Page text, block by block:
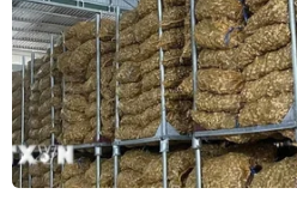
Phố Wall lập đỉnh lịch sử khi
lao dốc mạnh
04/08/2026 00:59